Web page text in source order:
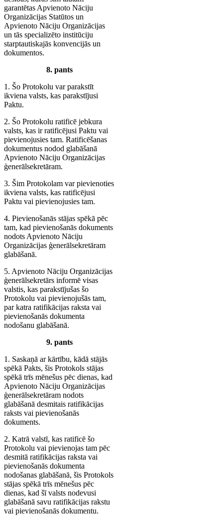
garantētas Apvienoto Nāciju
Organizācijas Statūtos un
Apvienoto Nāciju Organizācijas
un tās specializēto institūciju
starptautiskajās konvencijās un
dokumentos.
8. pants
1. Šo Protokolu var parakstīt
ikviena valsts, kas parakstījusi
Paktu.
2. Šo Protokolu ratificē jebkura
valsts, kas ir ratificējusi Paktu vai
pievienojusies tam. Ratificēšanas
dokumentus nodod glabāšanā
Apvienoto Nāciju Organizācijas
ģenerālsekretāram.
3. Šim Protokolam var pievienoties
ikviena valsts, kas ratificējusi
Paktu vai pievienojusies tam.
4. Pievienošanās stājas spēkā pēc
tam, kad pievienošanās dokuments
nodots Apvienoto Nāciju
Organizācijas ģenerālsekretāram
glabāšanā.
5. Apvienoto Nāciju Organizācijas
ģenerālsekretārs informē visas
valstis, kas parakstījušas šo
Protokolu vai pievienojušās tam,
par katra ratifikācijas raksta vai
pievienošanās dokumenta
nodošanu glabāšanā.
9. pants
1. Saskaņā ar kārtību, kādā stājās
spēkā Pakts, šis Protokols stājas
spēkā trīs mēnešus pēc dienas, kad
Apvienoto Nāciju Organizācijas
ģenerālsekretāram nodots
glabāšanā desmitais ratifikācijas
raksts vai pievienošanās
dokuments.
2. Katrā valstī, kas ratificē šo
Protokolu vai pievienojas tam pēc
desmitā ratifikācijas raksta vai
pievienošanās dokumenta
nodošanas glabāšanā, šis Protokols
stājas spēkā trīs mēnešus pēc
dienas, kad šī valsts nodevusi
glabāšanā savu ratifikācijas rakstu
vai pievienošanās dokumentu.